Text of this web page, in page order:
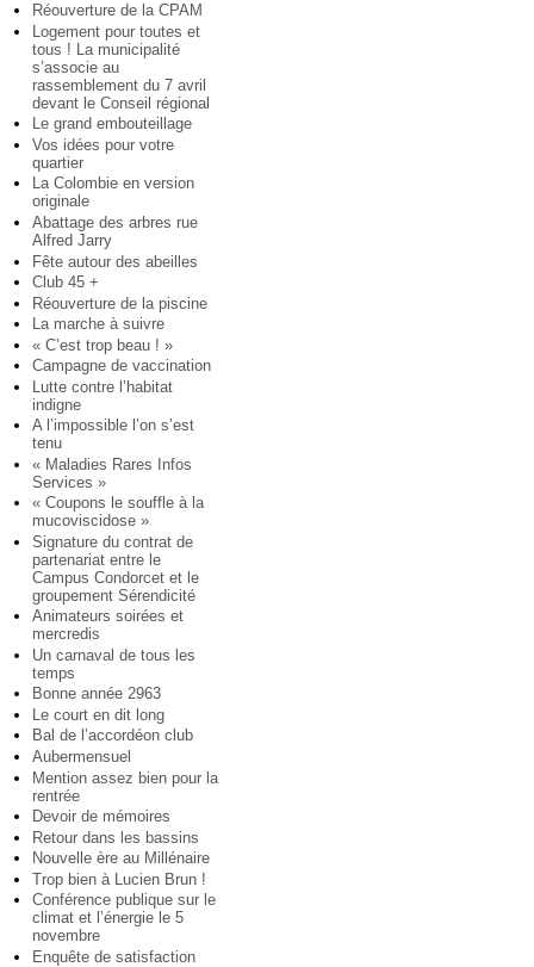
Réouverture de la CPAM
Logement pour toutes et
tous ! La municipalité
s’associe au
rassemblement du 7 avril
devant le Conseil régional
Le grand embouteillage
Vos idées pour votre
quartier
La Colombie en version
originale
Abattage des arbres rue
Alfred Jarry
Fête autour des abeilles
Club 45 +
Réouverture de la piscine
La marche à suivre
« C’est trop beau ! »
Campagne de vaccination
Lutte contre l’habitat
indigne
A l’impossible l’on s’est
tenu
« Maladies Rares Infos
Services »
« Coupons le souffle à la
mucoviscidose »
Signature du contrat de
partenariat entre le
Campus Condorcet et le
groupement Sérendicité
Animateurs soirées et
mercredis
Un carnaval de tous les
temps
Bonne année 2963
Le court en dit long
Bal de l’accordéon club
Aubermensuel
Mention assez bien pour la
rentrée
Devoir de mémoires
Retour dans les bassins
Nouvelle ère au Millénaire
Trop bien à Lucien Brun !
Conférence publique sur le
climat et l’énergie le 5
novembre
Enquête de satisfaction